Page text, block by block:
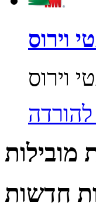
להורדה
מובילות
חדשות